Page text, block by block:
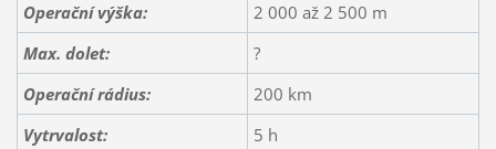
Operační výška:
2 000 až 2 500 m
Max. dolet:
?
Operační rádius:
200 km
Vytrvalost:
5 h